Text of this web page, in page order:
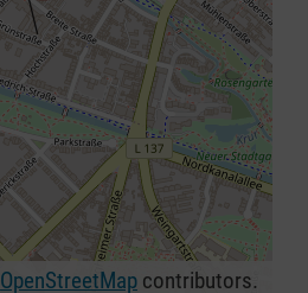
OpenStreetMap contributors.